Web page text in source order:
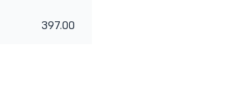
397.00